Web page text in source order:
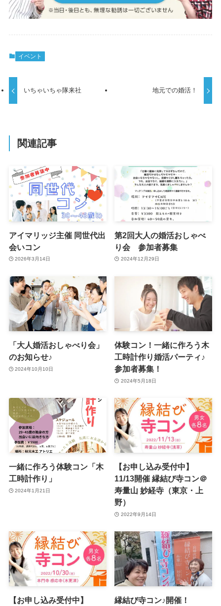
イベント
いちゃいちゃ隊来社 地元での婚活！
関連記事
アイマリッジ主催 同世代出
会いコン
2026年3月14日
第2回大人の婚活おしゃべ
り会 参加者募集
2024年12月29日
「大人婚活おしゃべり会」
のお知らせ♪
2024年10月10日
体験コン！一緒に作ろう木
工時計作り婚活パーティ♪
参加者募集！
2024年5月18日
一緒に作ろう体験コン「木
工時計作り」
2024年1月21日
【お申し込み受付中】
11/13開催 縁結び寺コン＠
寿量山 妙経寺（東京・上
野）
2022年9月14日
【お申し込み受付中】 縁結び寺コン♪開催！